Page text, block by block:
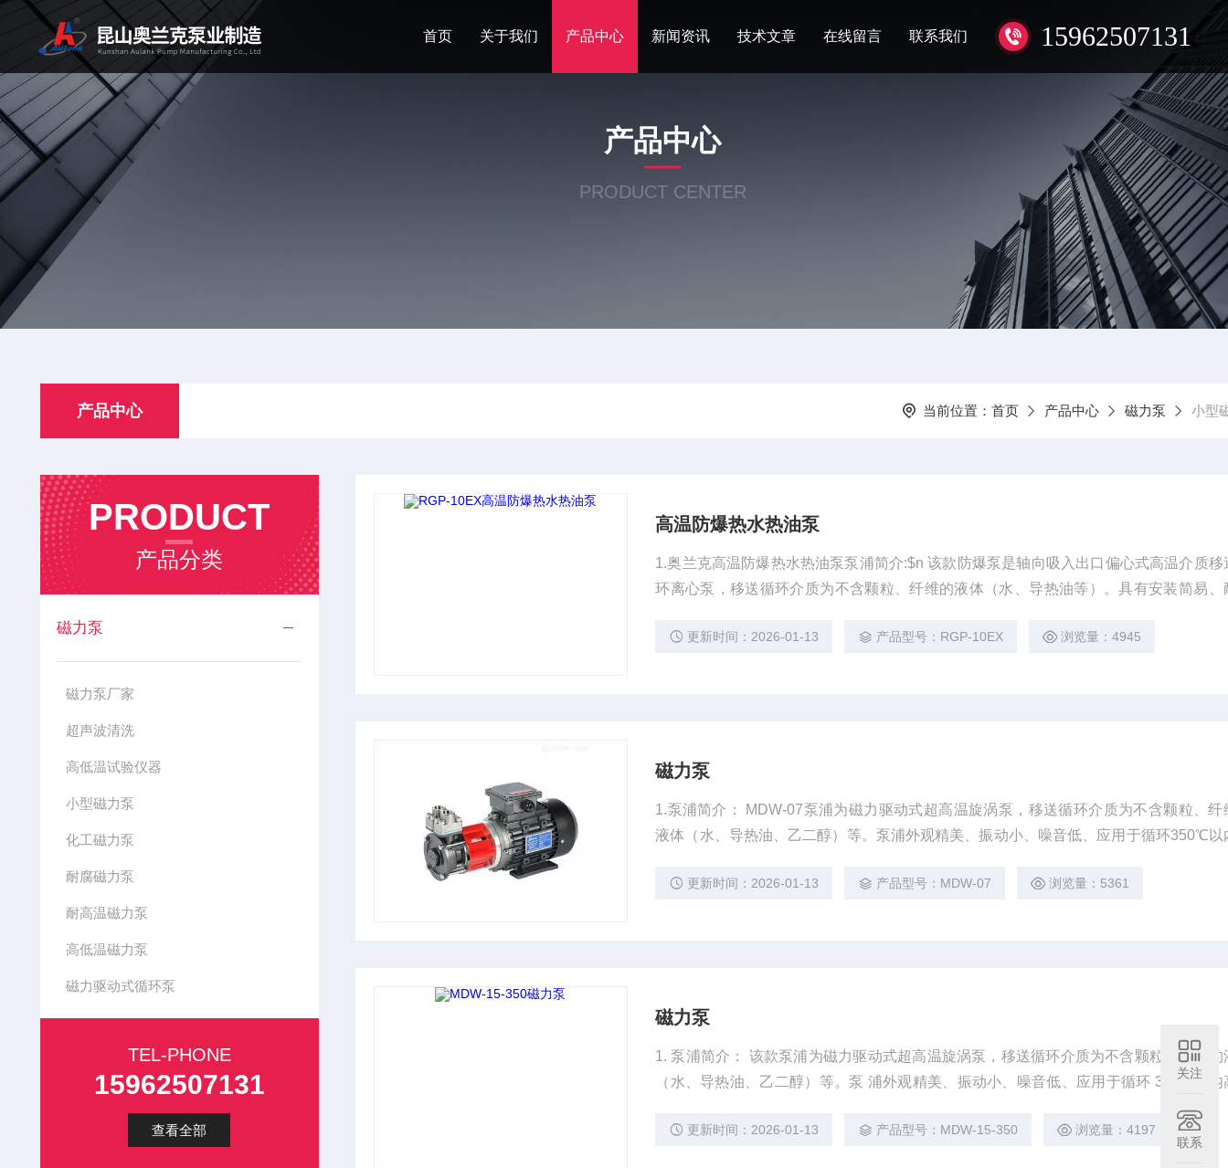
15962507131
首页 关于我们 产品中心 新闻资讯 技术文章 在线留言 联系我们
产品中心
PRODUCT CENTER
产品中心 当前位置： 首页 产品中心 磁力泵 小型
PRODUCT
产品分类
磁力泵
磁力泵厂家
超声波清洗
高低温试验仪器
小型磁力泵
化工磁力泵
耐腐磁力泵
耐高温磁力泵
高低温磁力泵
磁力驱动式循环泵
TEL-PHONE
15962507131
查看全部
高温防爆热水热油泵
1.奥兰克高温防爆热水热油泵泵浦简介:$n 该款防爆泵是轴向吸入出口偏心式高温介质移送循
环离心泵，移送循环介质为不含颗粒、纤维的液体（水、导热油等）。具有安装简易、
统、木工机械、风能科技辅助加热设备等行业。
更新时间：2026-01-13 产品型号：RGP-10EX 浏览量：4945
磁力泵
1.泵浦简介： MDW-07泵浦为磁力驱动式超高温旋涡泵，移送循环介质为不含颗粒、纤维的
液体（水、导热油、乙二醇）等。泵浦外观精美、振动小、噪音低、应用于循环350℃以
釜保温、化工设备等行业。
更新时间：2026-01-13 产品型号：MDW-07 浏览量：5361
磁力泵
1. 泵浦简介： 该款泵浦为磁力驱动式超高温旋涡泵，移送循环介质为不含颗粒、纤维的
（水、导热油、乙二醇）等。泵 浦外观精美、振动小、噪音低、应用于循环 350℃以内
导热油，循环 180℃以内热水。 2. 应用领域： 精密超高温模温机、高低温检测设备、反
保温、化工设备等行业。
更新时间：2026-01-13 产品型号：MDW-15-350 浏览量：4197
关注
联系